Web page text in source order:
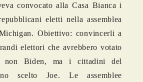
convocato alla Casa Bianca i
eletti nella assemblea
Obiettivo: convincerli a
elettori che avrebbero votato
non Biden, ma i cittadini del
scelto Joe. Le assemblee